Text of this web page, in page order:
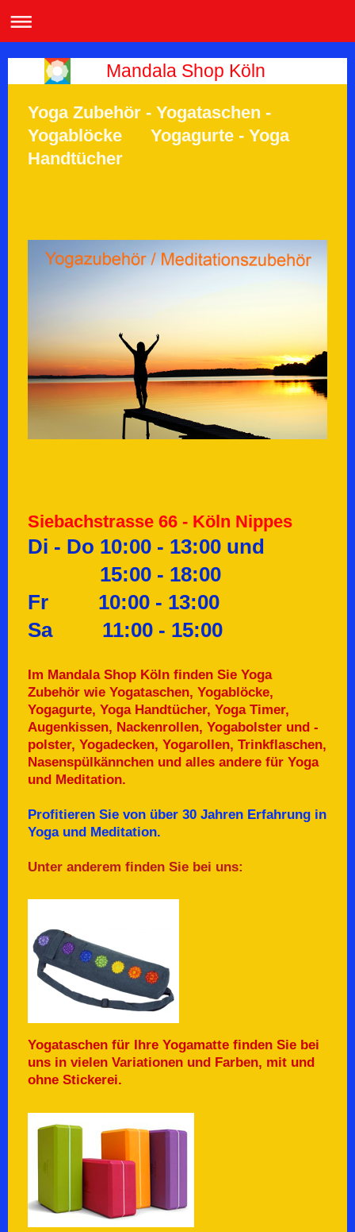
Mandala Shop Köln
Yoga Zubehör - Yogataschen -
Yogablöcke Yogagurte - Yoga
Handtücher
Siebachstrasse 66 - Köln Nippes
Di - Do 10:00 - 13:00 und
15:00 - 18:00
Fr 10:00 - 13:00
Sa 11:00 - 15:00
Im Mandala Shop Köln finden Sie Yoga
Zubehör wie Yogataschen, Yogablöcke,
Yogagurte, Yoga Handtücher, Yoga Timer,
Augenkissen, Nackenrollen, Yogabolster und -
polster, Yogadecken, Yogarollen, Trinkflaschen,
Nasenspülkännchen und alles andere für Yoga
und Meditation.
Profitieren Sie von über 30 Jahren Erfahrung in
Yoga und Meditation.
Unter anderem finden Sie bei uns:
Yogataschen für Ihre Yogamatte finden Sie bei
uns in vielen Variationen und Farben, mit und
ohne Stickerei.